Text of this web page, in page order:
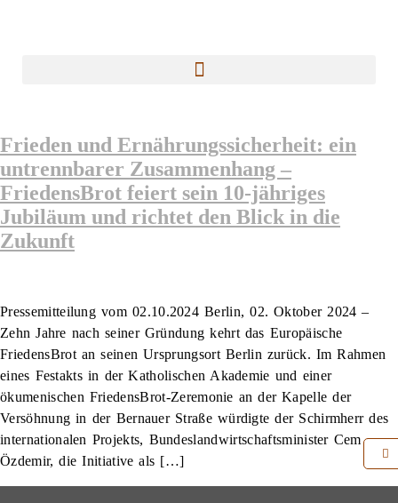
Frieden und Ernährungssicherheit: ein
untrennbarer Zusammenhang –
FriedensBrot feiert sein 10-jähriges
Jubiläum und richtet den Blick in die
Zukunft
Pressemitteilung vom 02.10.2024 Berlin, 02. Oktober 2024 –
Zehn Jahre nach seiner Gründung kehrt das Europäische
FriedensBrot an seinen Ursprungsort Berlin zurück. Im Rahmen
eines Festakts in der Katholischen Akademie und einer
ökumenischen FriedensBrot-Zeremonie an der Kapelle der
Versöhnung in der Bernauer Straße würdigte der Schirmherr des
internationalen Projekts, Bundeslandwirtschaftsminister Cem
Özdemir, die Initiative als […]